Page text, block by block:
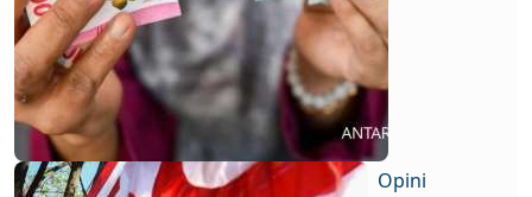
Opini